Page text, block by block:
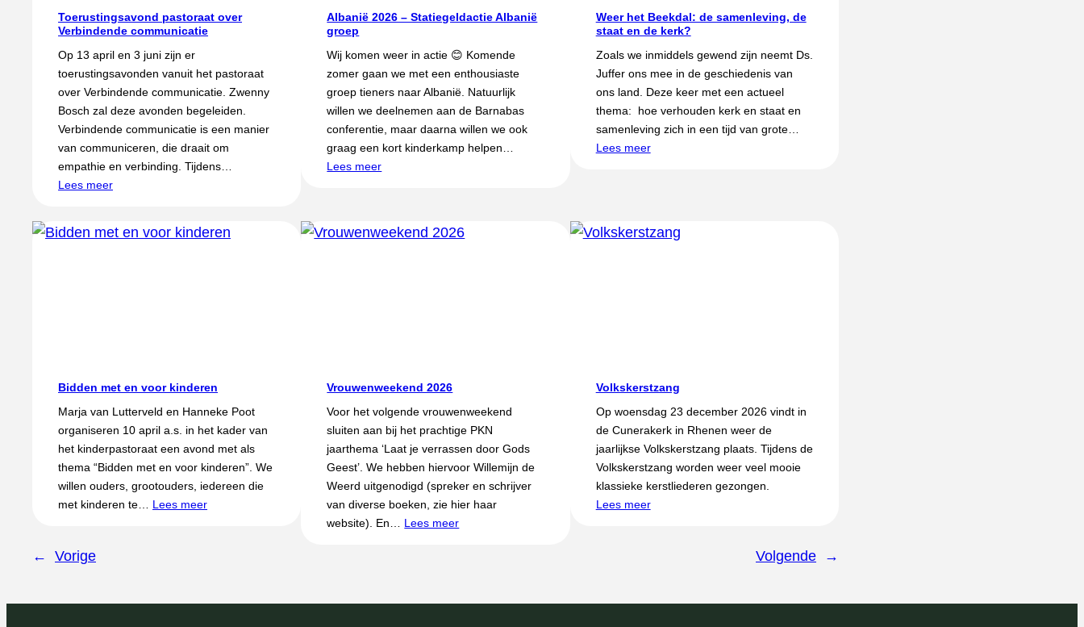
Toerustingsavond pastoraat over
Verbindende communicatie
Op 13 april en 3 juni zijn er
toerustingsavonden vanuit het pastoraat
over Verbindende communicatie. Zwenny
Bosch zal deze avonden begeleiden.
Verbindende communicatie is een manier
van communiceren, die draait om
empathie en verbinding. Tijdens…
Lees meer
Albanië 2026 – Statiegeldactie Albanië
groep
Wij komen weer in actie 😊 Komende
zomer gaan we met een enthousiaste
groep tieners naar Albanië. Natuurlijk
willen we deelnemen aan de Barnabas
conferentie, maar daarna willen we ook
graag een kort kinderkamp helpen…
Lees meer
Weer het Beekdal: de samenleving, de
staat en de kerk?
Zoals we inmiddels gewend zijn neemt Ds.
Juffer ons mee in de geschiedenis van
ons land. Deze keer met een actueel
thema: hoe verhouden kerk en staat en
samenleving zich in een tijd van grote…
Lees meer
Bidden met en voor kinderen
Marja van Lutterveld en Hanneke Poot
organiseren 10 april a.s. in het kader van
het kinderpastoraat een avond met als
thema “Bidden met en voor kinderen”. We
willen ouders, grootouders, iedereen die
met kinderen te… Lees meer
Vrouwenweekend 2026
Voor het volgende vrouwenweekend
sluiten aan bij het prachtige PKN
jaarthema ‘Laat je verrassen door Gods
Geest’. We hebben hiervoor Willemijn de
Weerd uitgenodigd (spreker en schrijver
van diverse boeken, zie hier haar
website). En… Lees meer
Volkskerstzang
Op woensdag 23 december 2026 vindt in
de Cunerakerk in Rhenen weer de
jaarlijkse Volkskerstzang plaats. Tijdens de
Volkskerstzang worden weer veel mooie
klassieke kerstliederen gezongen.
Lees meer
← Vorige Volgende →